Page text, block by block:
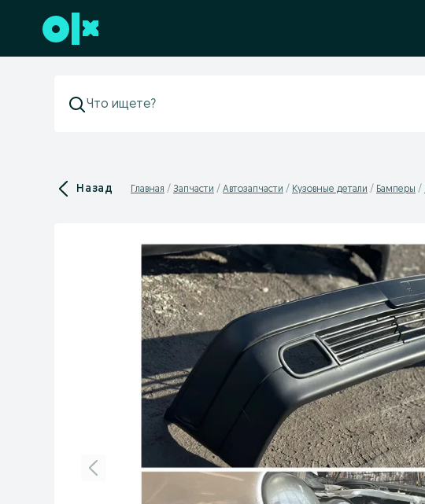
Перейти к нижнему колонтитулу
Назад Главная Запчасти Автозапчасти Кузовные детали Бамперы